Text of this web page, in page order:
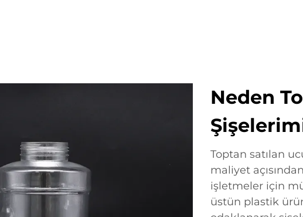
Neden
Toptan satılan
maliyet
işletmeler için
üstün plastik